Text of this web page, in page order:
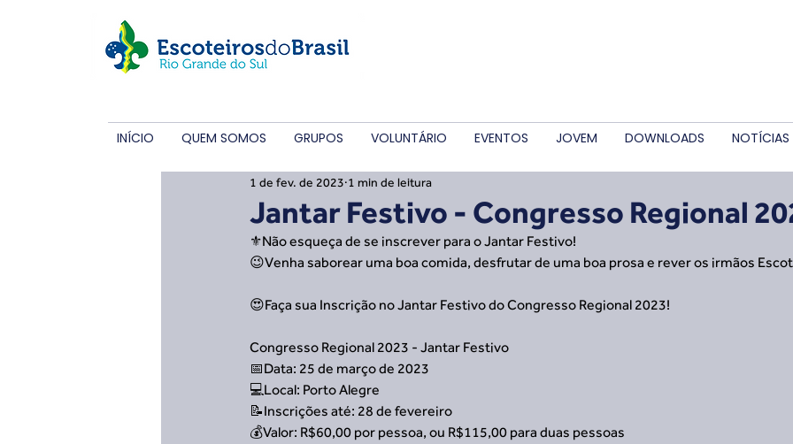
INÍCIO QUEM SOMOS GRUPOS VOLUNTÁRIO EVENTOS JOVEM DOWNLOADS NOTÍCIAS
Jantar Festivo - Congresso Regional
1 de fev. de 2023 1 min de leitura
⚜️Não esqueça de se inscrever para o Jantar Festivo!
😉Venha saborear uma boa comida, desfrutar de uma boa prosa e rever os irmãos
😍Faça sua Inscrição no Jantar Festivo do Congresso Regional 2023!
Congresso Regional 2023 - Jantar Festivo
📅Data: 25 de março de 2023
💻Local: Porto Alegre
📝Inscrições até: 28 de fevereiro
💰Valor: R$60,00 por pessoa, ou R$115,00 para duas pessoas